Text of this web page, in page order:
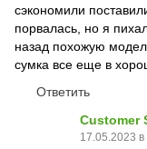
сэкономили
порвалась, но я
назад похожую
сумка все еще в
Ответить
Customer
17.05.2023 в